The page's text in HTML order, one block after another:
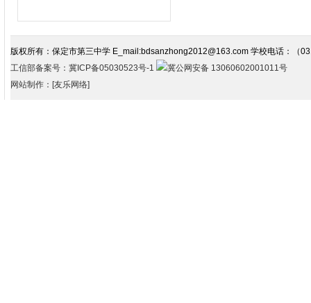
版权所有：保定市第三中学 E_mail:bdsanzhong2012@163.com 学校电话：（
工信部备案号：冀ICP备05030523号-1
冀公网安备 13060602001011号
网站制作：[友乐网络]